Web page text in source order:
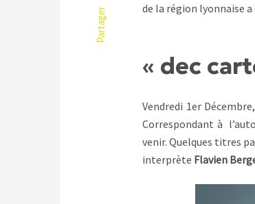
Partager
de la région lyonnaise
« dec
Vendredi 1er
Correspondant à
venir. Quelques titres
interprète Flavien